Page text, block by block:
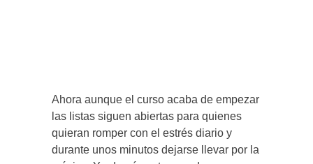
Ahora aunque el curso acaba de empezar
las listas siguen abiertas para quienes
quieran romper con el estrés diario y
durante unos minutos dejarse llevar por la